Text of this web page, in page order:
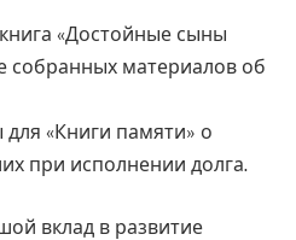
«Достойные сыны
собранных материалов об
«Книги памяти» о
при исполнении долга.
вклад в развитие